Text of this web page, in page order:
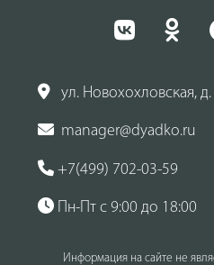
ул. Новохохловская, д.
manager@dyadko.ru
+7(499) 702-03-59
Пн-Пт с 9:00 до 18:00
Информация на сайте не